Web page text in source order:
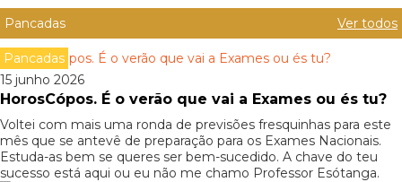
Pancadas
Ver todos
Pancadas
15 junho 2026
HorosCópos. É o verão que vai a Exames ou és tu?
Voltei com mais uma ronda de previsões fresquinhas para este
mês que se antevê de preparação para os Exames Nacionais.
Estuda-as bem se queres ser bem-sucedido. A chave do teu
sucesso está aqui ou eu não me chamo Professor Esótanga.